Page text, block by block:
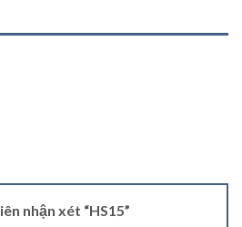
nhận xét “HS15”